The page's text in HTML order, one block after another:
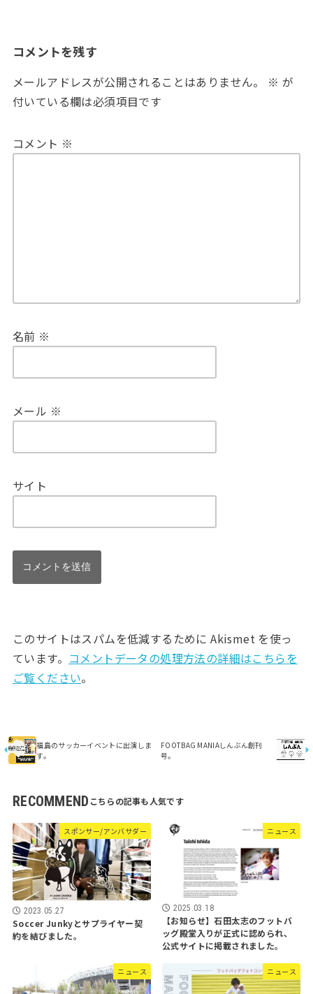
コメントを残す
メールアドレスが公開されることはありません。 ※ が
付いている欄は必須項目です
コメント ※
名前 ※
メール ※
サイト
このサイトはスパムを低減するために Akismet を使っ
ています。 コメントデータの処理方法の詳細はこちらを
ご覧ください。
福島のサッカーイベントに出演しま
す。
FOOTBAG MANIAしんぶん創刊
号。
RECOMMEND
スポンサー/アンバサダー
2023.05.27
Soccer Junkyとサプライヤー契
約を結びました。
ニュース
2025.03.18
【お知らせ】石田太志のフットバ
ッグ殿堂入りが正式に認められ、
公式サイトに掲載されました。
ニュース ニュース